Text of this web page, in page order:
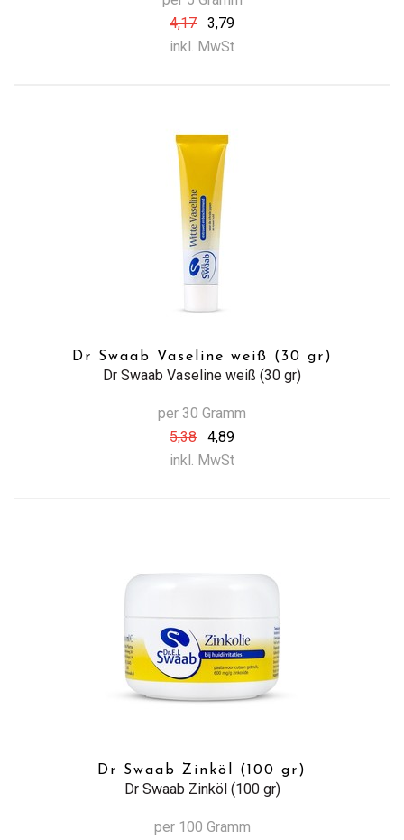
4,17
3,79
inkl. MwSt
Dr Swaab Vaseline weiß (30 gr)
Dr Swaab Vaseline weiß (30 gr)
per 30 Gramm
5,38
4,89
inkl. MwSt
Dr Swaab Zinköl (100 gr)
Dr Swaab Zinköl (100 gr)
per 100 Gramm